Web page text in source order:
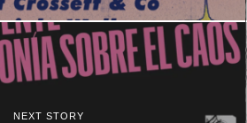
NEXT STORY